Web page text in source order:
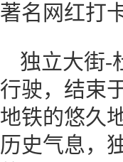
著名网红打
独立大街-
行驶，结束
地铁的悠久
历史气息，